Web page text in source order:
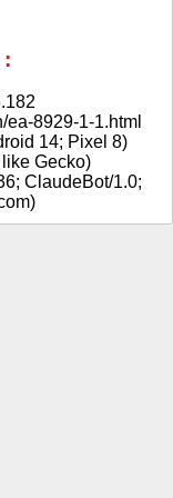
:
ea-8929-1-1.html
14; Pixel 8)
Gecko)
ClaudeBot/1.0;